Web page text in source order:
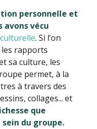
personnelle et
vécu
. Si l’on
rapports
sa culture, les
permet, à la
à travers des
collages... et
que
du groupe.